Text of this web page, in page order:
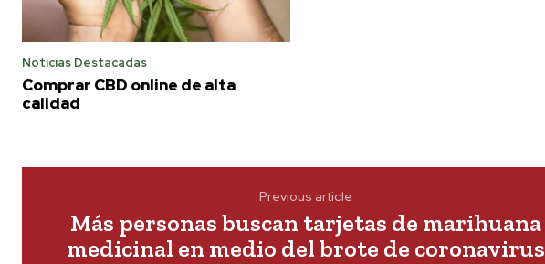
Noticias Destacadas
Comprar CBD online de alta
calidad
Previous article
Más personas buscan tarjetas de marihuana
medicinal en medio del brote de coronavirus